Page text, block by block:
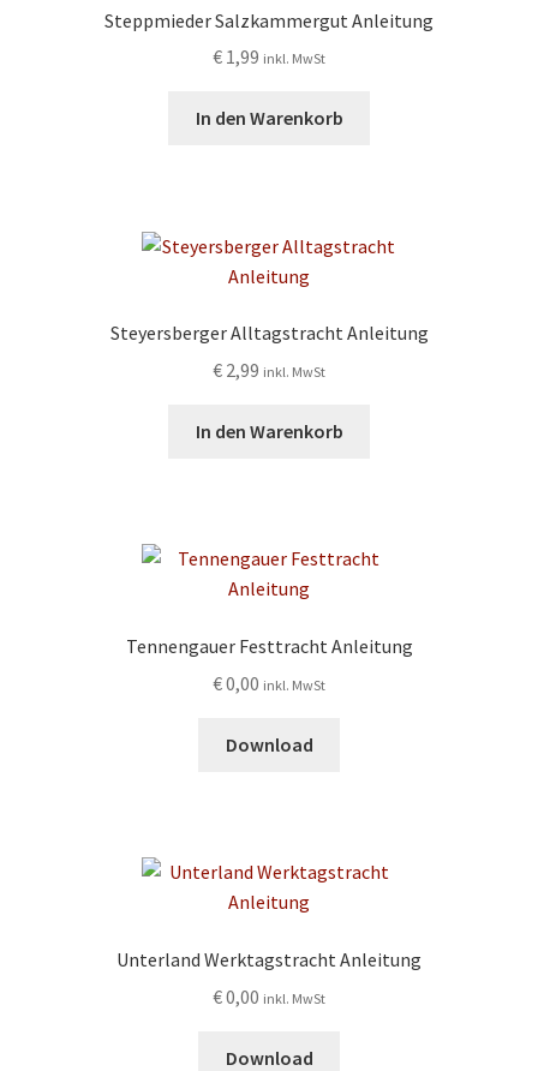
Steppmieder Salzkammergut Anleitung
€ 1,99 inkl. MwSt
In den Warenkorb
Steyersberger Alltagstracht Anleitung
€ 2,99 inkl. MwSt
In den Warenkorb
Tennengauer Festtracht Anleitung
€0,00 inkl. MwSt
Download
Unterland Werktagstracht Anleitung
€0,00 inkl. MwSt
Download